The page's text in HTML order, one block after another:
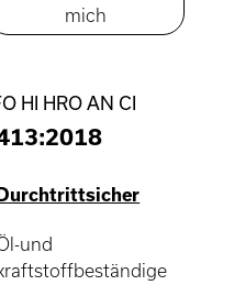
mich
HI HRO AN CI
und